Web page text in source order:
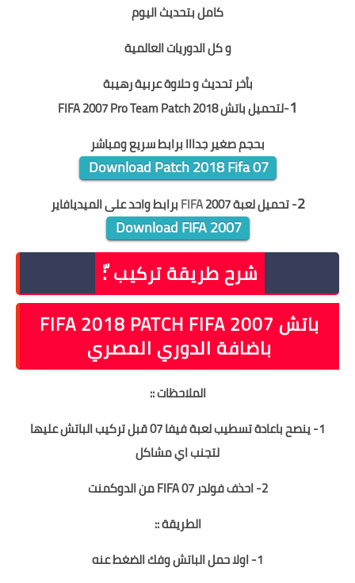
كامل بتحديث اليوم
و كل الدوريات العالمية
بأخر تحديث و حلاوة عربية رهيبة
1-لتحميل باتش FIFA 2007 Pro Team Patch 2018
بحجم صغير جدااا برابط سريع ومباشر
Download Patch 2018 Fifa 07
2- تحميل لعبة FIFA2007 برابط واحد على الميديافاير
Download FIFA 2007
شرح طريقة تركيب :ّ
باتش FIFA 2018 PATCH FIFA 2007
باضافة الدوري المصري
الملاحظات ::
1- ينصح باعادة تسطيب لعبة فيفا 07 قبل تركيب الباتش عليها
لتجنب اي مشاكل
2- احذف فولدر FIFA 07 من الدوكمنت
الطريقة ::
1- اولا حمل الباتش وفك الضغط عنه